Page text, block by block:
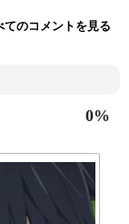
のコメントを見る
0%